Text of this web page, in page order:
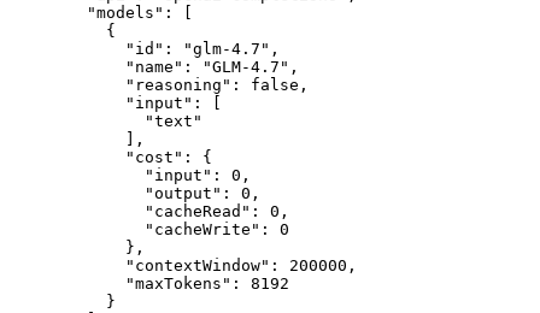
"models" :
{
"id" : "glm-4.7" ,
"name" : "GLM-4.7" ,
"reasoning" : false ,
"input" :
"text"
],
"cost" :
{
"input" : 0 ,
"output" : 0 ,
"cacheRead" : 0 ,
"cacheWrite" :
0
},
"contextWindow" : 200000 ,
"maxTokens" :
8192
}